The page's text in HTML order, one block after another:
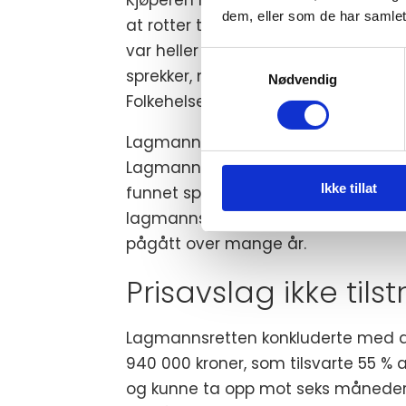
dem, eller som de har
Nødvendig
Ikke tillat
at rotter tar seg inn i eldre boliger.
var heller ingen indikasjoner i
sprekker, med det var det ingen
Folkehelseinstituttet omtaler rotta
Lagmannsretten mente at
Lagmannsretten viste til at det
funnet spor av rotter. Dette
lagmannsretten at det var
pågått over mange år.
Prisavslag ikke
Lagmannsretten konkluderte med
940 000 kroner, som tilsvarte 55
og kunne ta opp mot seks